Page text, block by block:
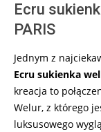
Ecru
PARIS
Jednym z
Ecru sukienka
kreacja to
Welur, z którego
luksusowego